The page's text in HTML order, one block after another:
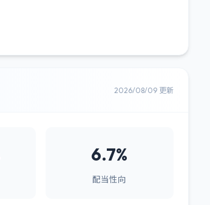
2026/08/09 更新
6.7%
配当性向